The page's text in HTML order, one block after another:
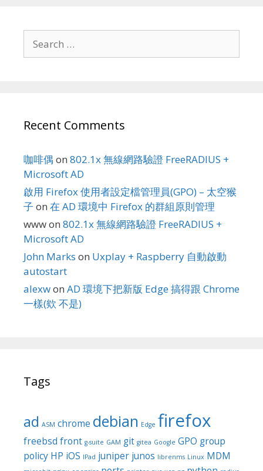
for:
Recent Comments
咖啡偶 on 802.1x 無線網路驗證 FreeRADIUS +
Microsoft AD
啟用 Firefox 使用者設定檔管理員(GPO) – 太空猴
子 on 在 AD 環境中 Firefox 的群組原則管理
wwwon 802.1x 無線網路驗證 FreeRADIUS +
Microsoft AD
John Marks on Uxplay + Raspberry 自動啟動
autostart
alexwon AD 環境下把新版 Edge 搞得跟 Chrome
一樣(欸 不是)
Tags
ad ASM chrome debian Edge firefox
freebsd front g-suite GAM git gitea Google GPO group
policy HP iOS IPad juniper junos librenms Linux MDM